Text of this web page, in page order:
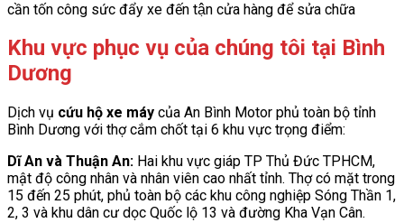
cần tốn công sức đẩy xe đến tận cửa hàng để sửa chữa
Khu vực phục vụ của chúng tôi tại Bình
Dương
Dịch vụ cứu hộ xe máy của An Bình Motor phủ toàn bộ tỉnh
Bình Dương với thợ cắm chốt tại 6 khu vực trọng điểm:
Dĩ An và Thuận An: Hai khu vực giáp TP Thủ Đức TPHCM,
mật độ công nhân và nhân viên cao nhất tỉnh. Thợ có mặt trong
15 đến 25 phút, phủ toàn bộ các khu công nghiệp Sóng Thần 1,
2, 3 và khu dân cư dọc Quốc lộ 13 và đường Kha Vạn Cân.